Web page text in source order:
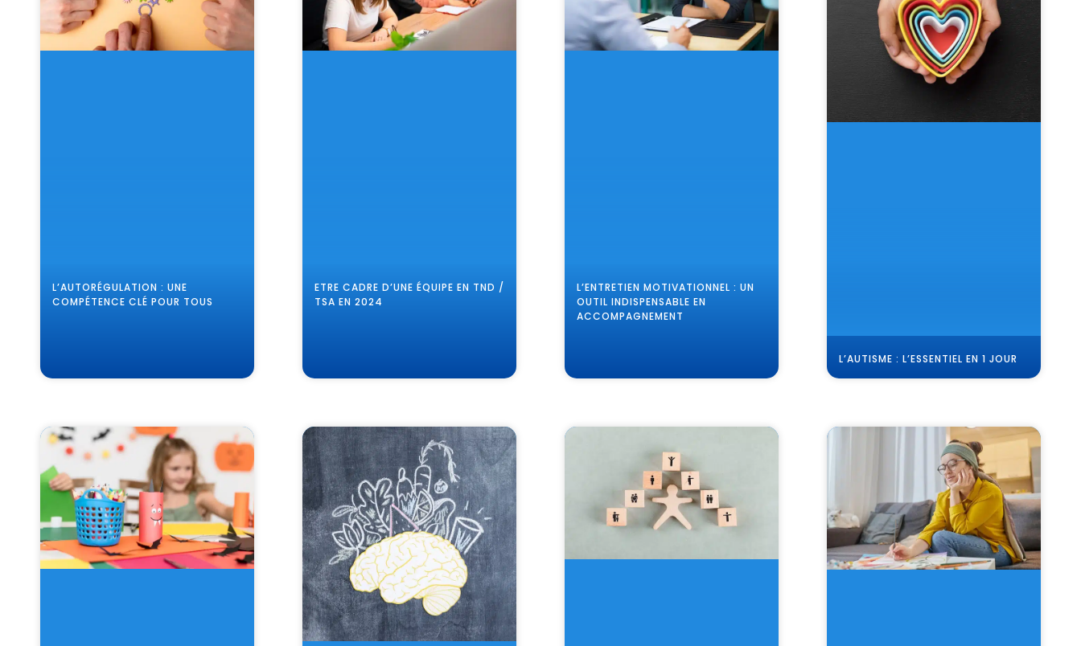
L’AUTORÉGULATION : UNE
COMPÉTENCE CLÉ POUR TOUS
ETRE CADRE D’UNE ÉQUIPE EN TND /
TSA EN 2024
L’ENTRETIEN MOTIVATIONNEL : UN
OUTIL INDISPENSABLE EN
ACCOMPAGNEMENT
L’AUTISME : L’ESSENTIEL EN 1 JOUR